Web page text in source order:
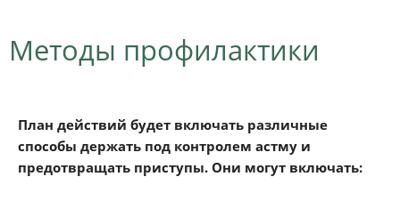
Методы профилактики
План действий будет включать различные
способы держать под контролем астму и
предотвращать приступы. Они могут включать: